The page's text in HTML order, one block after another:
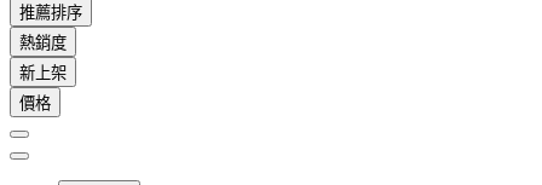
推薦排序
熱銷度
新上架
價格